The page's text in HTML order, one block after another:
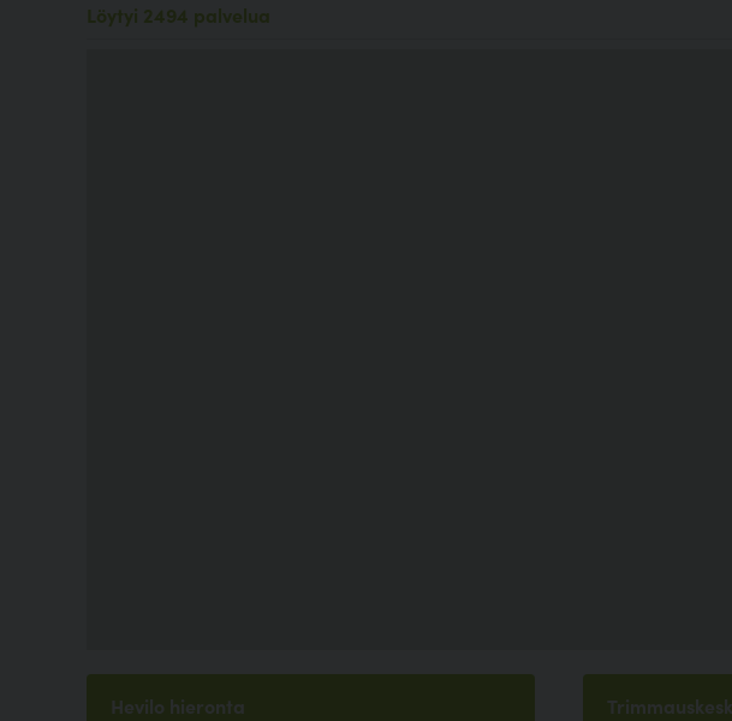
Löytyi 2494 palvelua
Hevilo hieronta